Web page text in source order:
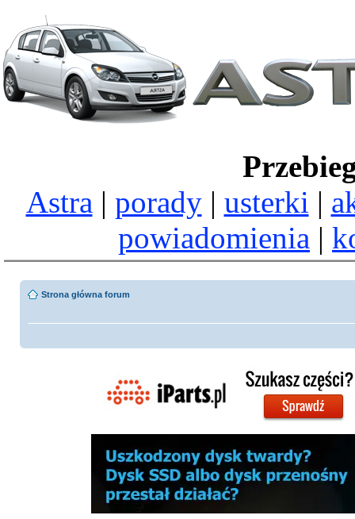
Astra | porady| usterki |
powiadomienia |
Strona główna forum